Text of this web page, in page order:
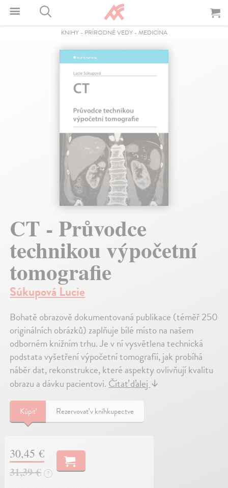
KNIHY- PRÍRODNÉ VEDY- MEDICÍNA
CT - Průvodce
technikou výpočetní
tomografie
Súkupová Lucie
Bohatě obrazově dokumentovaná publikace (téměř 250
originálních obrázků) zaplňuje bílé místo na našem
odborném knižním trhu. Je v ní vysvětlena technická
podstata vyšetření výpočetní tomografií, jak probíhá
náběr dat, rekonstrukce, které aspekty ovlivňují kvalitu
obrazu a dávku pacientovi.Čítať ďalej↓
Kúpiť Rezervovať v kníhkupectve
30,45 €
31,39 €
?